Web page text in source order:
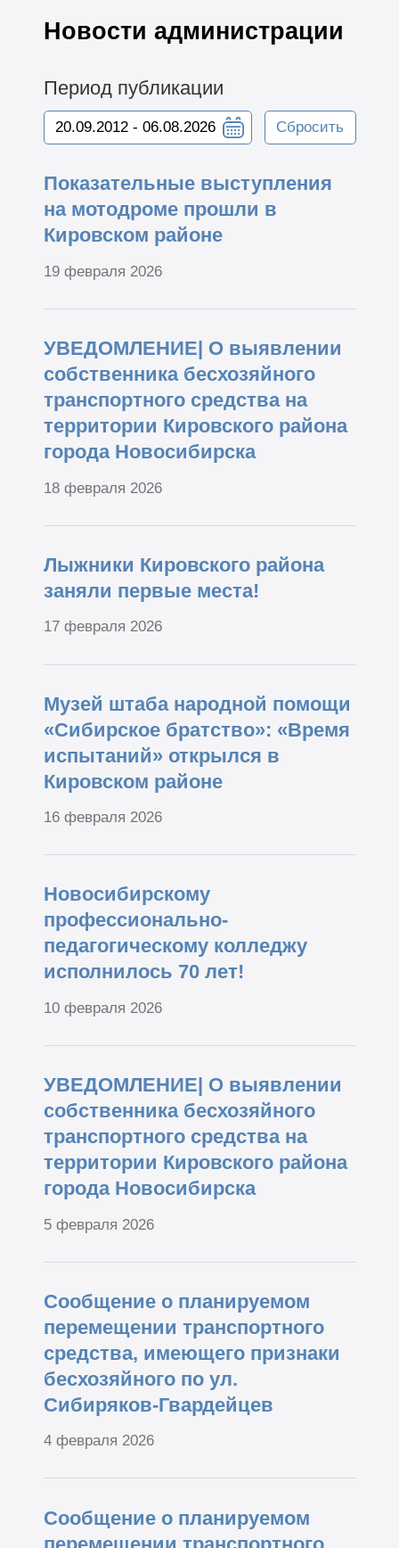
Новости администрации
Период публикации
Сбросить
Показательные выступления
на мотодроме прошли в
Кировском районе
19 февраля 2026
УВЕДОМЛЕНИЕ| О выявлении
собственника бесхозяйного
транспортного средства на
территории Кировского района
города Новосибирска
18 февраля 2026
Лыжники Кировского района
заняли первые места!
17 февраля 2026
Музей штаба народной помощи
«Сибирское братство»: «Время
испытаний» открылся в
Кировском районе
16 февраля 2026
Новосибирскому
профессионально-
педагогическому колледжу
исполнилось 70 лет!
10 февраля 2026
УВЕДОМЛЕНИЕ| О выявлении
собственника бесхозяйного
транспортного средства на
территории Кировского района
города Новосибирска
5 февраля 2026
Сообщение о планируемом
перемещении транспортного
средства, имеющего признаки
бесхозяйного по ул.
Сибиряков-Гвардейцев
4 февраля 2026
Сообщение о планируемом